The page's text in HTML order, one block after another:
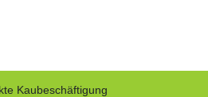
Kaubeschäftigung